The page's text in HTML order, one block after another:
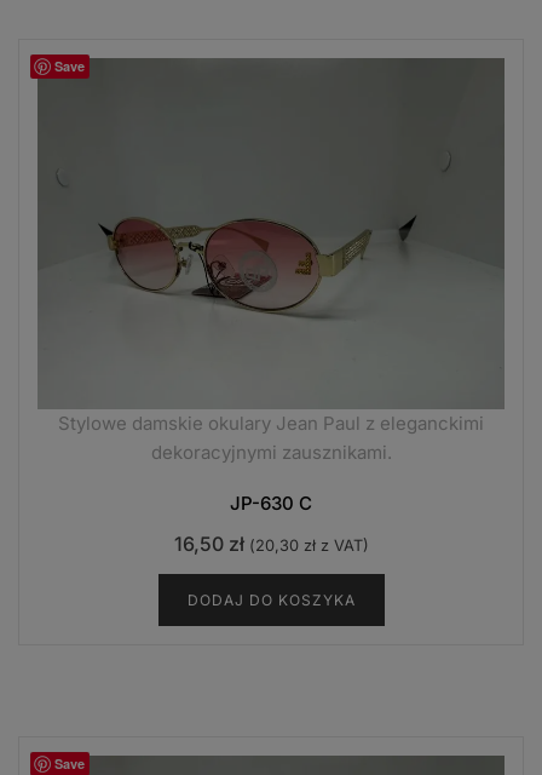
Save
Stylowe damskie okulary Jean Paul z eleganckimi
dekoracyjnymi zausznikami.
JP-630 C
16,50 zł (20,30 złz VAT)
DODAJ DO KOSZYKA
Save